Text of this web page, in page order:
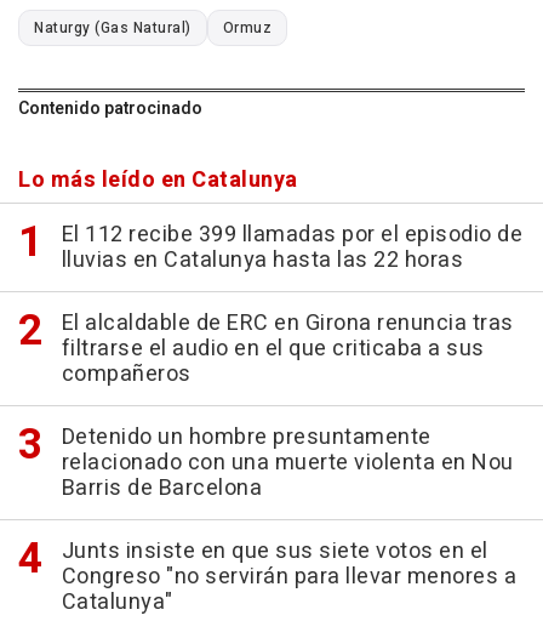
Naturgy (Gas Natural) Ormuz
Contenido patrocinado
Lo más leído en Catalunya
El 112 recibe 399 llamadas por el episodio de
lluvias en Catalunya hasta las 22 horas
El alcaldable de ERC en Girona renuncia tras
filtrarse el audio en el que criticaba a sus
compañeros
Detenido un hombre presuntamente
relacionado con una muerte violenta en Nou
Barris de Barcelona
Junts insiste en que sus siete votos en el
Congreso "no servirán para llevar menores a
Catalunya"